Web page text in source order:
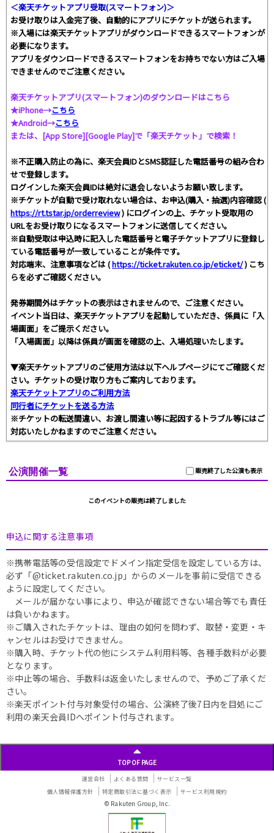
＜楽天チケットアプリ受取(スマートフォン)＞
お受け取りは入金完了後、自動的にアプリにチケットが送られます。
※入場には楽天チケットアプリがダウンロードできるスマートフォンが
必要になります。
アプリをダウンロードできるスマートフォンをお持ちでない方はご入場
できませんのでご注意ください。
楽天チケットアプリ(スマートフォン)のダウンロードはこちら
★iPhone→こちら
★Android→こちら
または、[App Store][Google Play]で「楽天チケット」で検索！
※不正購入防止の為に、楽天会員IDとSMS認証した電話番号の組み合わ
せで登録します。
ログインした楽天会員IDは絶対に退会しないようお願い致します。
※チケットが自動で受け取れない場合は、お申込(購入・抽選)内容確認 (
https://rt.tstar.jp/orderreview) にログインの上、チケット受取用の
URLをお受け取りになるスマートフォンに送信してください。
※自動受取は申込時に記入した電話番号と電子チケットアプリに登録し
ている電話番号が一致していることが条件です。
対応端末、注意事項などは (https://ticket.rakuten.co.jp/eticket/) こち
らを必ずご確認ください。
発券期間外はチケットの表示はされませんので、ご注意ください。
イベント当日は、楽天チケットアプリを起動していただき、係員に「入
場画面」をご提示ください。
「入場画面」以降は係員が画面を確認の上、入場処理いたします。
▼楽天チケットアプリのご使用方法は以下ヘルプページにてご確認くだ
さい。チケットの受け取り方もご案内しております。
楽天チケットアプリのご利用方法
同行者にチケットを送る方法
※チケットの転送間違い、お渡し間違い等に起因するトラブル等にはご
対応いたしかねますのでご注意ください。
販売終了した公演も表示
公演開催一覧
このイベントの販売は終了しました
申込に関する注意事項
※携帯電話等の受信設定でドメイン指定受信を設定している方は、
必ず「@ticket.rakuten.co.jp」からのメールを事前に受信できる
ように設定してください。
メールが届かない事により、申込が確認できない場合等でも責任
は負いかねます。
※ご購入されたチケットは、理由の如何を問わず、取替・変更・キ
ャンセルはお受けできません。
※購入時、チケット代の他にシステム利用料等、各種手数料が必要
となります。
※中止等の場合、手数料は返金いたしませんので、予めご了承くだ
さい。
※楽天ポイント付与対象受付の場合、公演終了後7日内を目処にご
利用の楽天会員IDへポイント付与されます。
TOP OF PAGE
運営会社 よくある質問
サービス一覧
個人情報保護方針
特定商取引法に基づく表示 サービス利用規約
© Rakuten Group, Inc.